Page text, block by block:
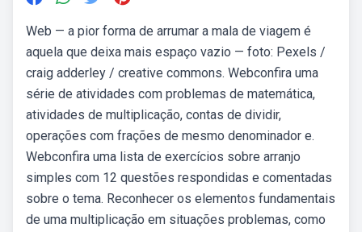
Web — a pior forma de arrumar a mala de viagem é
aquela que deixa mais espaço vazio — foto: Pexels /
craig adderley / creative commons. Webconfira uma
série de atividades com problemas de matemática,
atividades de multiplicação, contas de dividir,
operações com frações de mesmo denominador e.
Webconfira uma lista de exercícios sobre arranjo
simples com 12 questões respondidas e comentadas
sobre o tema. Reconhecer os elementos fundamentais
de uma multiplicação em situações problemas, como